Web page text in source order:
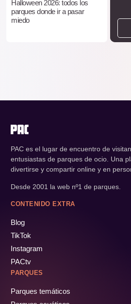
Halloween 2026: todos los
parques donde ir a pasar
miedo
PAC es el lugar de encuentro de
entusiastas de parques de ocio. Una
divertirse y compartir online y en
Desde 2001 la web nº1 de parques.
CONTENIDO EXTRA
Blog
TikTok
Instagram
PACtv
PARQUES
Parques temáticos